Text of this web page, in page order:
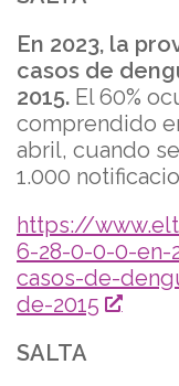
En 2023, la
casos de
2015. El 60%
comprendido
abril, cuando
1.000
https://
6-28-0-0-0-en-
casos-de-
de-2015
SALTA